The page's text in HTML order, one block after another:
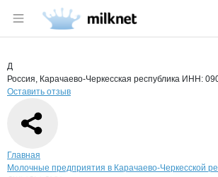
Раздел навигации по
Страница компании
Страница компании
Краткая информация о
Д
Россия, Карачаево-Черкесская республика ИНН:
Оставить отзыв
Навигация по сайту
Главная
Молочные предприятия в Карачаево-Черкесской